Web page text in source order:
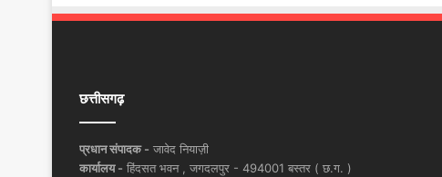
छत्तीसगढ़
प्रधान संपादक - जावेद नियाज़ी
कार्यालय - हिंदसत भवन , जगदलपुर - 494001 बस्तर ( छ.ग. )